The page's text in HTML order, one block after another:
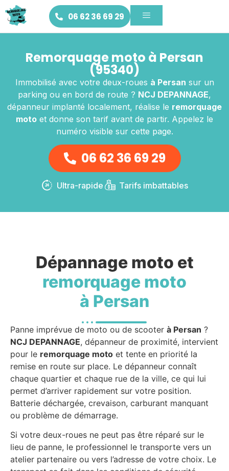
06 62 36 69 29
Remorquage moto à Persan
(95340)
Immobilisé avec votre deux-roues à Persan sur un
parking ou en bord de route ? NCJ DEPANNAGE,
dépanneur implanté localement, réalise le remorquage
moto et donne son tarif avant de partir. Appelez le
numéro visible sur cette page.
06 62 36 69 29
Ultra-rapide Tarifs imbattables
Dépannage moto et
remorquage moto
à Persan
Panne imprévue de moto ou de scooter à Persan ?
NCJ DEPANNAGE, dépanneur de proximité, intervient
pour le remorquage moto et tente en priorité la
remise en route sur place. Le dépanneur connaît
chaque quartier et chaque rue de la ville, ce qui lui
permet d’arriver rapidement sur votre position.
Batterie déchargée, crevaison, carburant manquant
ou problème de démarrage.
Si votre deux-roues ne peut pas être réparé sur le
lieu de panne, le professionnel le transporte vers un
atelier partenaire ou vers l’adresse de votre choix. Le